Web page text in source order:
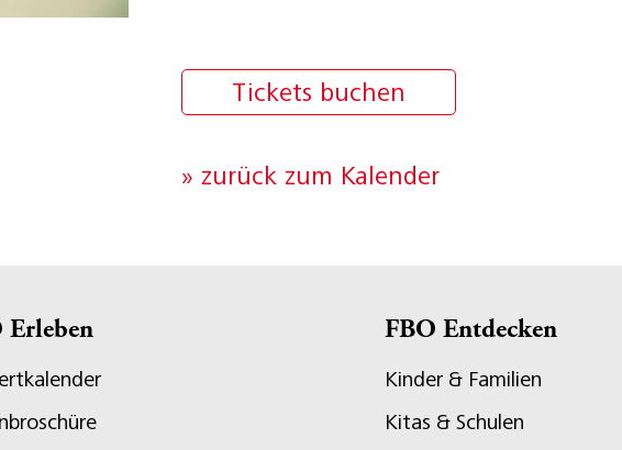
Tickets buchen
» zurück zum Kalender
Erleben FBO Entdecken
Kinder & Familien
Kitas & Schulen